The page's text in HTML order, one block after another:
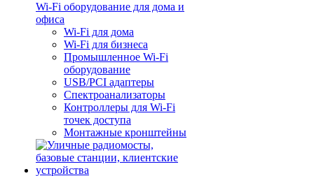
Wi-Fi оборудование для дома и
офиса
Wi-Fi для дома
Wi-Fi для бизнеса
Промышленное Wi-Fi
оборудование
USB/PCI адаптеры
Cпектроанализаторы
Контроллеры для Wi-Fi
точек доступа
Монтажные кронштейны